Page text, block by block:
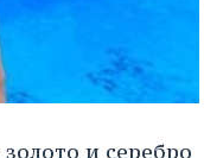
и серебро